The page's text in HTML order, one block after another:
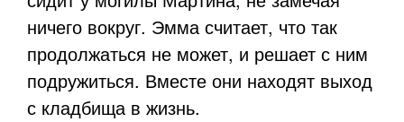
ничего вокруг. Эмма считает, что так
продолжаться не может, и решает с ним
подружиться. Вместе они находят выход
с кладбища в жизнь.